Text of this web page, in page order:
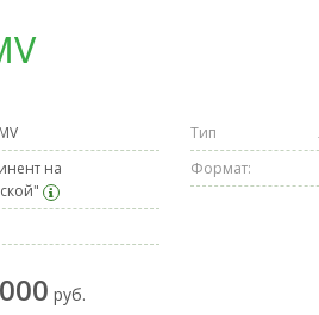
на
Тип
Формат:
руб.